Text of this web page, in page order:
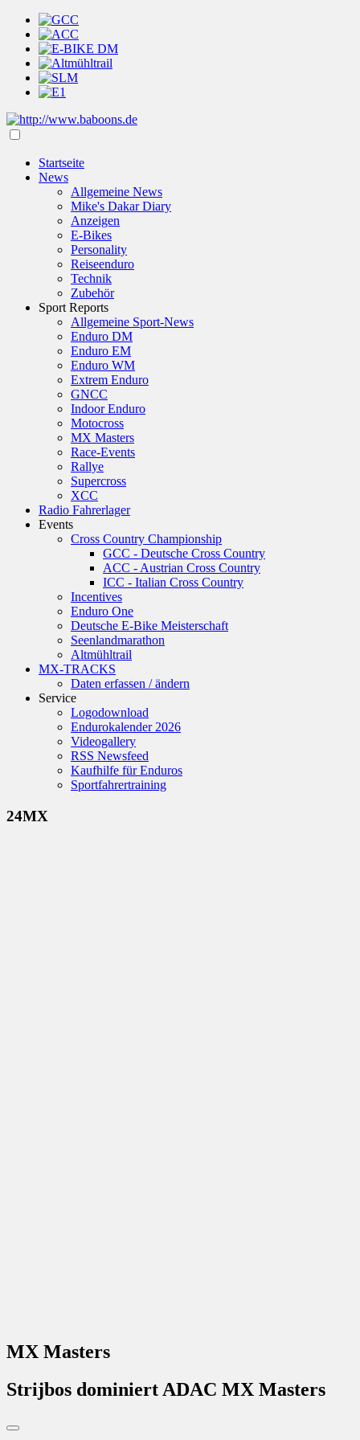
Startseite
News
Allgemeine News
Mike's Dakar Diary
Anzeigen
E-Bikes
Personality
Reiseenduro
Technik
Zubehör
Sport Reports
Allgemeine Sport-News
Enduro DM
Enduro EM
Enduro WM
Extrem Enduro
GNCC
Indoor Enduro
Motocross
MX Masters
Race-Events
Rallye
Supercross
XCC
Radio Fahrerlager
Events
Cross Country Championship
GCC - Deutsche Cross Country
ACC - Austrian Cross Country
ICC - Italian Cross Country
Incentives
Enduro One
Deutsche E-Bike Meisterschaft
Seenlandmarathon
Altmühltrail
MX-TRACKS
Daten erfassen / ändern
Service
Logodownload
Endurokalender 2026
Videogallery
RSS Newsfeed
Kaufhilfe für Enduros
Sportfahrertraining
24MX
MX Masters
Strijbos dominiert ADAC MX Masters